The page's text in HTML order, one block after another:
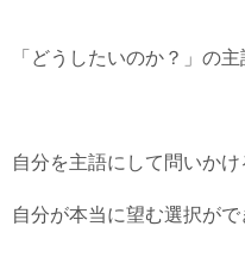
「どうしたいのか？」の主
自分を主語にして問いかけ
自分が本当に望む選択がで